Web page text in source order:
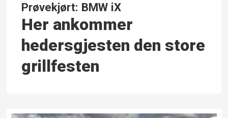
Prøvekjørt: BMW iX
Her ankommer
hedersgjesten den store
grillfesten